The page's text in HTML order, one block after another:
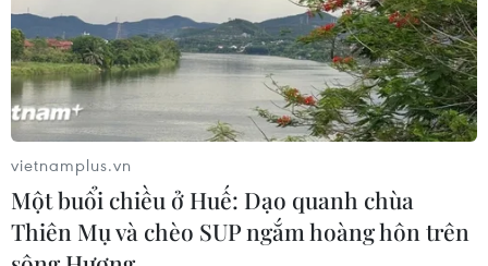
vietnamplus.vn
Một buổi chiều ở Huế: Dạo quanh chùa
Thiên Mụ và chèo SUP ngắm hoàng hôn trên